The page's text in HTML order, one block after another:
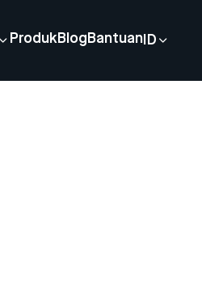
ProdukBlog Bantuan ID